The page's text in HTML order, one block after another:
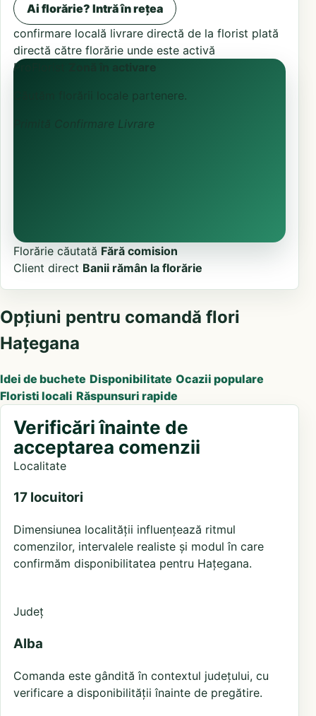
Ai florărie? Intră în rețea
confirmare locală livrare directă de la florist plată
directă către florărie unde este activă
ProFlorist
Zonă în activare
Căutăm florării locale partenere.
Confirmare Livrare
Florărie căutată Fără comision
Client direct Banii rămân la florărie
Opțiuni pentru comandă flori
Hațegana
Idei de buchete Disponibilitate Ocazii populare
Floristi locali Răspunsuri rapide
Verificări înainte de
acceptarea comenzii
Localitate
17 locuitori
Dimensiunea localității influențează ritmul
comenzilor, intervalele realiste și modul în care
confirmăm disponibilitatea pentru Hațegana.
Județ
Alba
Comanda este gândită în contextul județului, cu
verificare a disponibilității înainte de pregătire.